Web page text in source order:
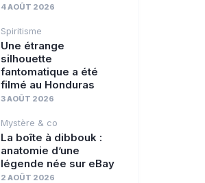
4 AOÛT 2026
Spiritisme
Une étrange
silhouette
fantomatique a été
filmé au Honduras
3 AOÛT 2026
Mystère & co
La boîte à dibbouk :
anatomie d’une
légende née sur eBay
2 AOÛT 2026